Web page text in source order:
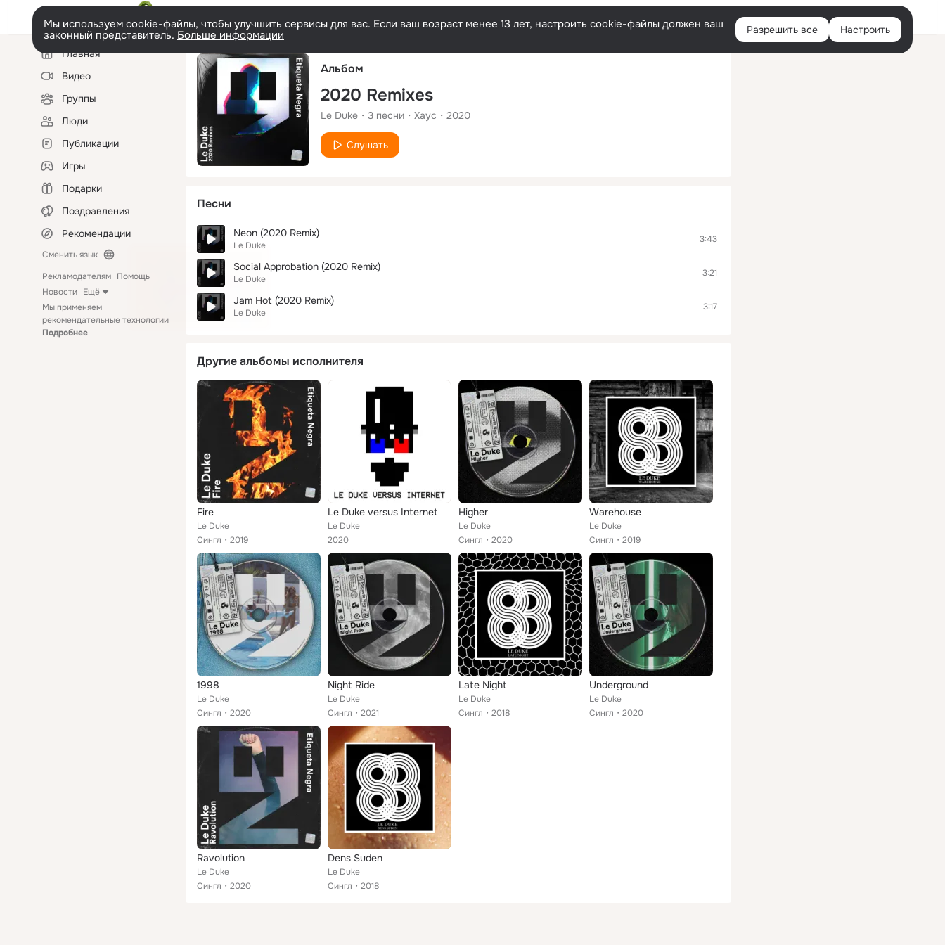
Русский Войти
Мы используем cookie-файлы, чтобы улучшить сервисы для вас. Если ваш возраст менее 13 лет, настроить cookie-файлы должен ваш
законный представитель. Больше информации Разрешить все Настроить
Левая
колонкаГлавная
Видео
Группы
Люди
Публикации
Игры
Подарки
Поздравления
Рекомендации
Сменить язык
Рекламодателям Помощь
Новости Ещё
Мы применяем
рекомендательные технологии
Подробнее
Альбом
2020 Remixes
Le Duke 3 песни Хаус 2020
Слушать
Песни
Neon (2020 Remix)
Le Duke
3:43
Social Approbation (2020 Remix)
Le Duke
3:21
Jam Hot (2020 Remix)
Le Duke
3:17
Другие альбомы исполнителя
Fire
Le Duke
Сингл
2019
Le Duke versus Internet
Le Duke
2020
Higher
Le Duke
Сингл
2020
Warehouse
Le Duke
Сингл
2019
1998
Le Duke
Сингл
2020
Night Ride
Le Duke
Сингл
2021
Late Night
Le Duke
Сингл
2018
Underground
Le Duke
Сингл
2020
Ravolution
Le Duke
Сингл
2020
Dens Suden
Le Duke
Сингл
2018